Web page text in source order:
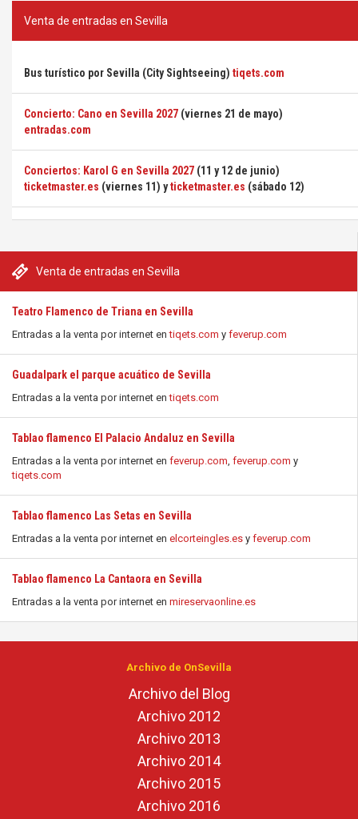
Venta de entradas en Sevilla
Teatro Flamenco de Triana en Sevilla
Entradas a la venta por internet entiqets.com y feverup.com
Guadalpark el parque acuático de Sevilla
Entradas a la venta por internet entiqets.com
Tablao flamenco El Palacio Andaluz en Sevilla
Entradas a la venta por internet en feverup.com, feverup.com y
tiqets.com
Tablao flamenco Las Setas en Sevilla
Entradas a la venta por internet en elcorteingles.es y feverup.com
Tablao flamenco La Cantaora en Sevilla
Entradas a la venta por internet en mireservaonline.es
Venta de entradas en Sevilla
Bus turístico por Sevilla (City Sightseeing) tiqets.com
Concierto: Cano en Sevilla 2027 (viernes 21 de mayo)
entradas.com
Conciertos: Karol G en Sevilla 2027 (11 y 12 de junio)
ticketmaster.es (viernes 11) yticketmaster.es (sábado 12)
Archivo de OnSevilla
Archivo del Blog
Archivo 2012
Archivo 2013
Archivo 2014
Archivo 2015
Archivo 2016